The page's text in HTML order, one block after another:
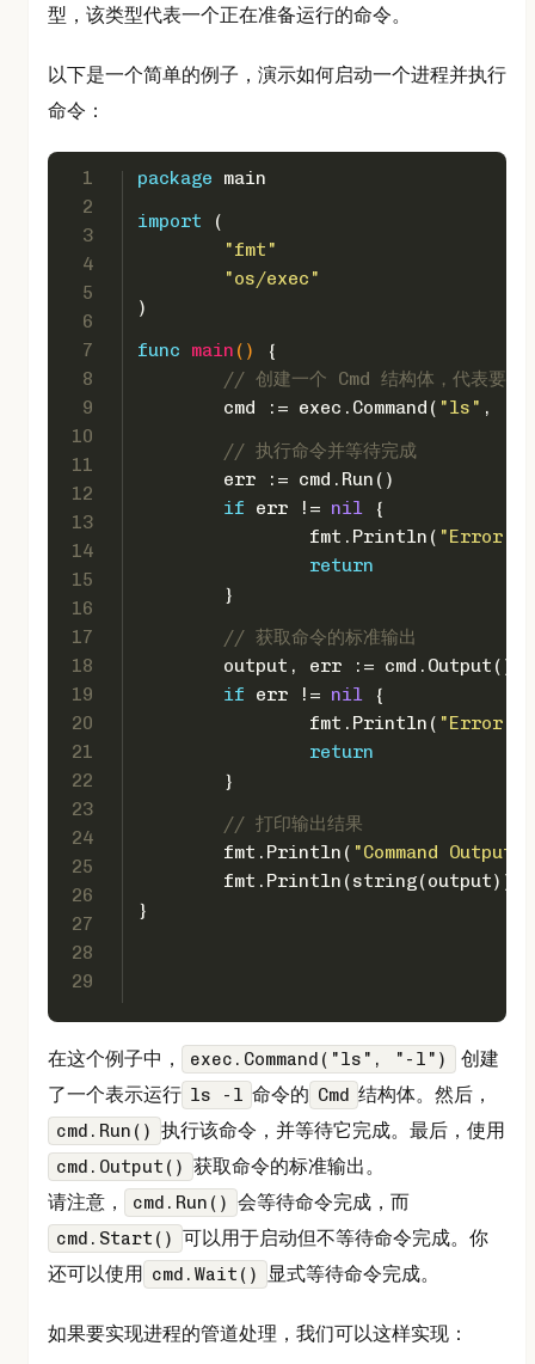
型，该类型代表一个正在准备运行的命令。
以下是一个简单的例子，演示如何启动一个进程并执行
命令：
1
2
3
4
5
6
7
8
9
10
11
12
13
14
15
16
17
18
19
20
21
22
23
24
25
26
27
28
29
package main
import (
"fmt"
"os/exec"
)
func
main ()
{
// 创建一个 Cmd 结构体，代表要执
	cmd := exec.Command(
"ls" ,
// 执行命令并等待完成
	err := cmd.Run()
if err != nil
{
		fmt.Println(
"Error
return
	}
// 获取命令的标准输出
	output, err := cmd.Output()
if err != nil
{
		fmt.Println(
"Error
return
	}
// 打印输出结果
	fmt.Println(
"Command Output:"
	fmt.Println(
string(output))
}
在这个例子中， exec.Command("ls", "-l")
创建
了一个表示运行 ls -l 命令的 Cmd 结构体。然后，
cmd.Run() 执行该命令，并等待它完成。最后，使用
cmd.Output() 获取命令的标准输出。
请注意，
cmd.Run() 会等待命令完成，而
cmd.Start() 可以用于启动但不等待命令完成。你
还可以使用 cmd.Wait() 显式等待命令完成。
如果要实现进程的管道处理，我们可以这样实现：